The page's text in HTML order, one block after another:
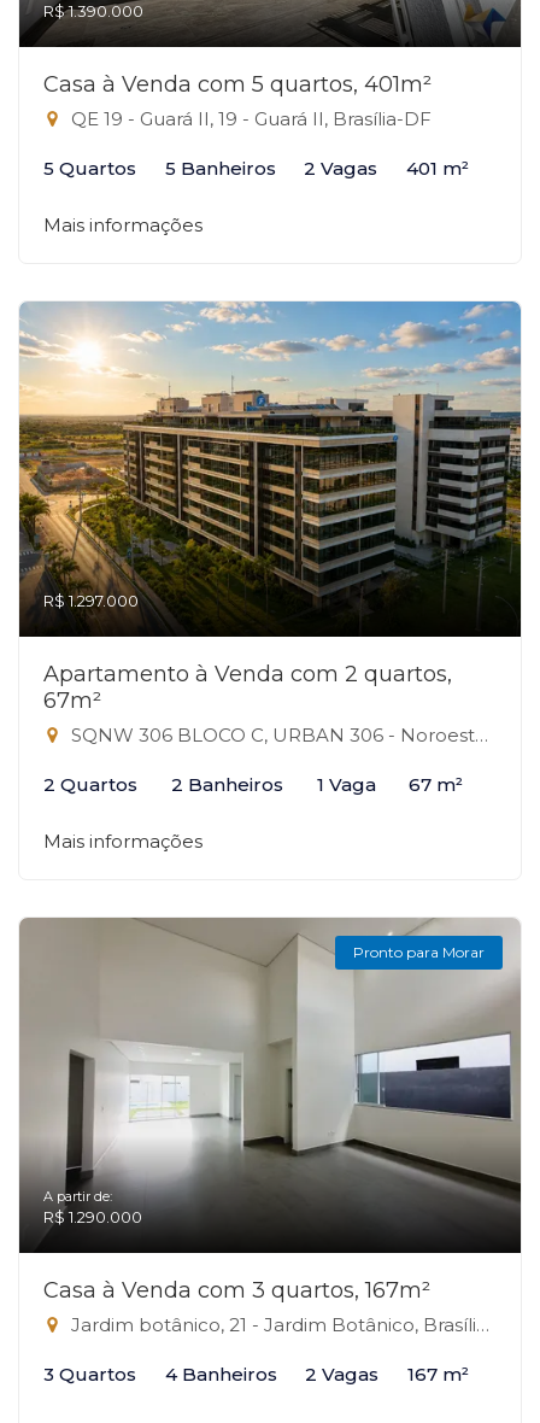
R$ 1.390.000
Casa à Venda com 5 quartos, 401m²
QE 19 - Guará II, 19 - Guará II, Brasília-DF
5 Quartos 5 Banheiros 2 Vagas 401 m²
Mais informações
R$ 1.297.000
Apartamento à Venda com 2 quartos,
67m²
SQNW 306 BLOCO C, URBAN 306 - Noroeste, Brasília-DF
2 Quartos 2 Banheiros 1 Vaga 67 m²
Mais informações
Pronto para Morar
A partir de:
R$ 1.290.000
Casa à Venda com 3 quartos, 167m²
Jardim botânico, 21 - Jardim Botânico, Brasília-DF
3 Quartos 4 Banheiros 2 Vagas 167 m²